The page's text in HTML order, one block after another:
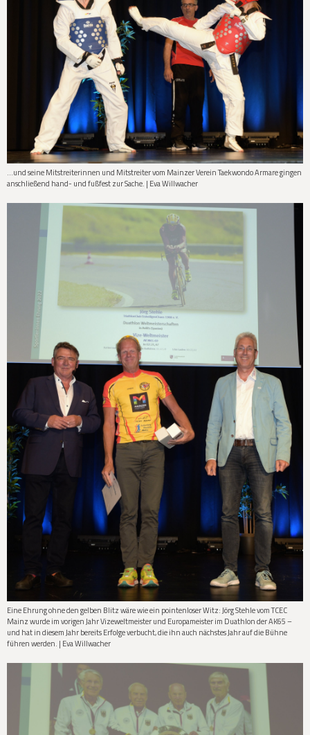
…und seine Mitstreiterinnen und Mitstreiter vom Mainzer Verein Taekwondo Armare gingen
anschließend hand- und fußfest zur Sache. | Eva Willwacher
Eine Ehrung ohne den gelben Blitz wäre wie ein pointenloser Witz: Jörg Stehle vom TCEC
Mainz wurde im vorigen Jahr Vizeweltmeister und Europameister im Duathlon der AK65 –
und hat in diesem Jahr bereits Erfolge verbucht, die ihn auch nächstes Jahr auf die Bühne
führen werden. | Eva Willwacher